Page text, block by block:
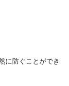
に防ぐことができ